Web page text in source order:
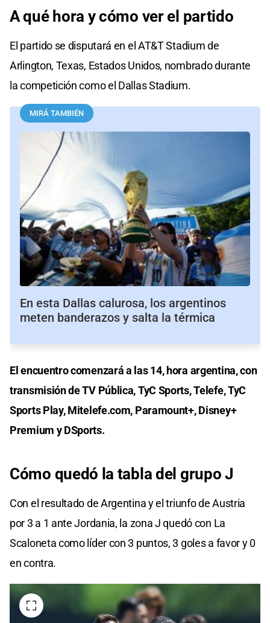
A qué hora y cómo ver el partido
El partido se disputará en el AT&T Stadium de
Arlington, Texas, Estados Unidos, nombrado durante
la competición como el Dallas Stadium.
MIRÁ TAMBIÉN
En esta Dallas calurosa, los argentinos
meten banderazos y salta la térmica
El encuentro comenzará a las 14, hora argentina, con
transmisión de TV Pública, TyC Sports, Telefe, TyC
Sports Play, Mitelefe.com, Paramount+, Disney+
Premium y DSports.
Cómo quedó la tabla del grupo J
Con el resultado de Argentina y el triunfo de Austria
por 3 a 1 ante Jordania, la zona J quedó con La
Scaloneta como líder con 3 puntos, 3 goles a favor y 0
en contra.